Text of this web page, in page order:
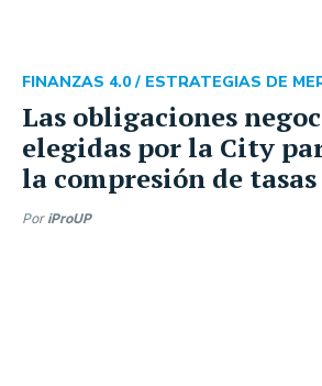
Las obligaciones
elegidas por la City
la compresión de tasas
FINANZAS 4.0 / ESTRATEGIAS DE
Por iProUP